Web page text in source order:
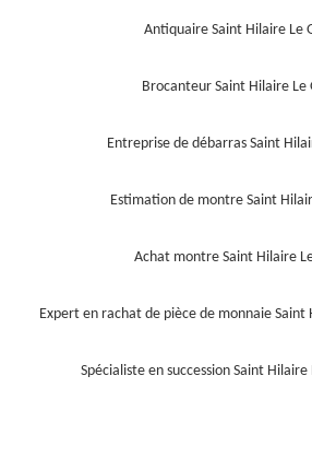
Antiquaire Saint Hilaire Le
Brocanteur Saint Hilaire Le
Entreprise de débarras Saint
Estimation de montre Saint
Achat montre Saint Hilaire
Expert en rachat de pièce de monnaie Saint
Spécialiste en succession Saint